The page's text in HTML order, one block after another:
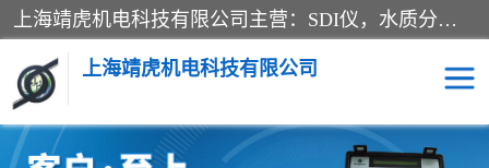
上海靖虎机电科技有限公司主营：SDI仪，水质分析仪，水质检测仪产品；上海靖虎机电科技有限公司在专业制造和研发等方面的强大的平台优势，利用自身在自动化仪表、自控系统及环保监测仪器的专长，以优良的技术，优越的产品质量和良好的服务质量与广大客户真诚合作。
上海靖虎机电科技有限公司